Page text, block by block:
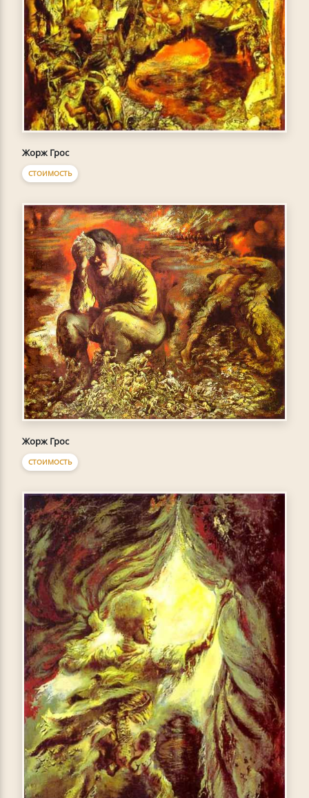
Жорж Грос
СТОИМОСТЬ
Жорж Грос
СТОИМОСТЬ